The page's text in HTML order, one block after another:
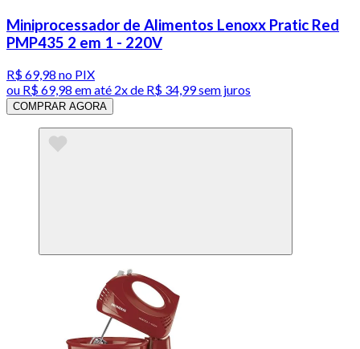
Miniprocessador de Alimentos Lenoxx Pratic Red
PMP435 2 em 1 - 220V
R$ 69,98 no PIX
ou R$ 69,98 em até 2x de R$ 34,99 sem juros
COMPRAR AGORA